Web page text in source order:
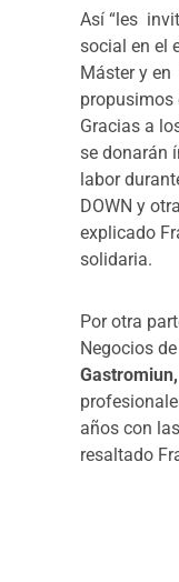
Así “les
social en el
Máster y en
propusimos
Gracias a
se donarán
labor
DOWN y
explicado
solidaria.
Por otra
Negocios
Gastromiun,
años con
resaltado